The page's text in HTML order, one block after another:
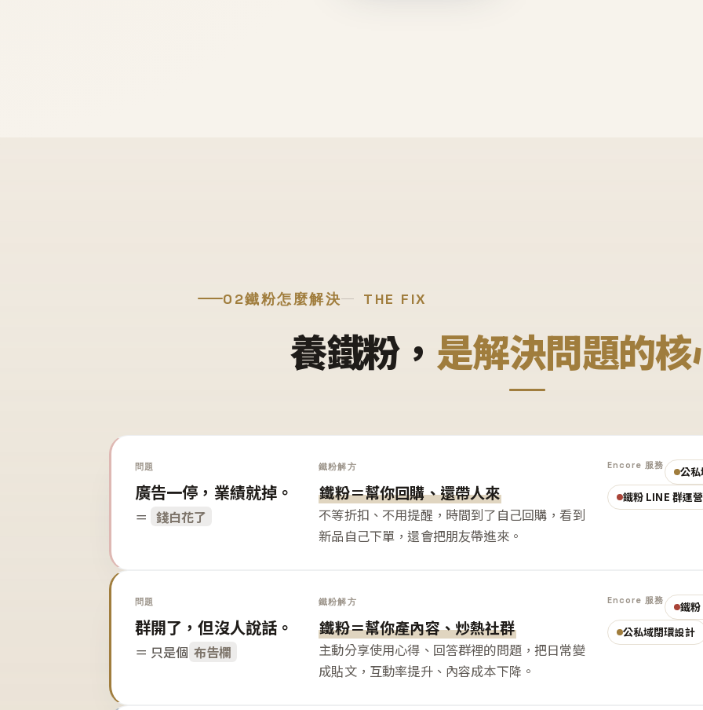
02鐵粉怎麼解決 THE FIX
養鐵粉， 是解決問題的
問題
廣告一停，業績就掉。
＝ 錢白花了
鐵粉解方
鐵粉＝幫你回購、還帶人來
不等折扣、不用提醒，時間到了自己回購，看到
新品自己下單，還會把朋友帶進來。
Encore 服務
公
鐵粉 LINE 群運營
問題
群開了，但沒人說話。
＝ 只是個 布告欄
鐵粉解方
鐵粉＝幫你產內容、炒熱社群
主動分享使用心得、回答群裡的問題，把日常變
成貼文，互動率提升、內容成本下降。
Encore 服務
鐵
公私域閉環設計